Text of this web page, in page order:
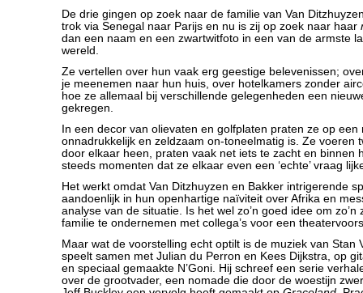
De drie gingen op zoek naar de familie van Van
trok via Senegal naar Parijs en nu is zij op zoek naar haar
dan een naam en een zwartwitfoto in een van de armste
wereld.
Ze vertellen over hun vaak erg geestige belevenissen;
je meenemen naar hun huis, over hotelkamers zonder
hoe ze allemaal bij verschillende gelegenheden een
gekregen.
In een decor van olievaten en golfplaten praten ze op
onnadrukkelijk en zeldzaam on-toneelmatig is. Ze voeren
door elkaar heen, praten vaak net iets te zacht en binnen
steeds momenten dat ze elkaar even een ‘echte’ vraag
Het werkt omdat Van Ditzhuyzen en Bakker intrigerende
aandoenlijk in hun openhartige naïviteit over Afrika en
analyse van de situatie. Is het wel zo’n goed idee om zo’n
familie te ondernemen met collega’s voor een
Maar wat de voorstelling echt optilt is de muziek van Stan
speelt samen met Julian du Perron en Kees Dijkstra, op
en speciaal gemaakte N’Goni. Hij schreef een serie
over de grootvader, een nomade die door de woestijn